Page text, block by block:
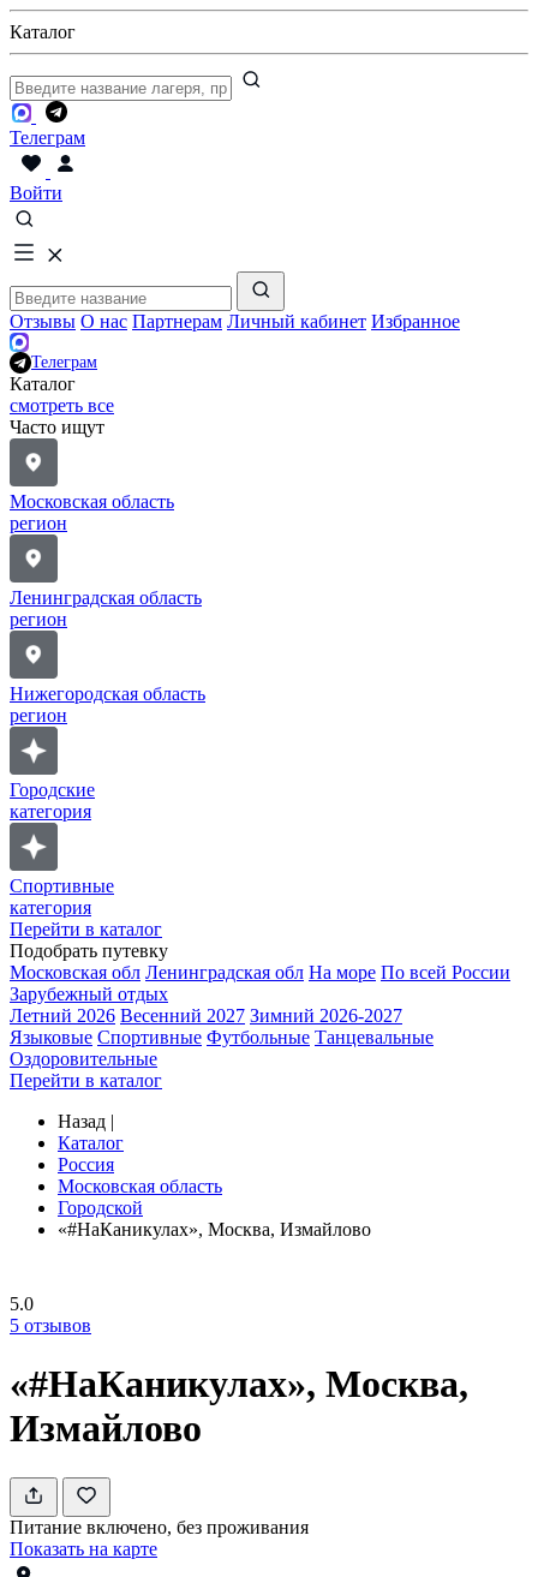
Каталог
Телеграм
Войти
Отзывы О нас Партнерам Личный кабинет Избранное
Телеграм
Каталог
смотреть все
Часто ищут
Московская область
регион
Ленинградская область
регион
Нижегородская область
регион
Городские
категория
Спортивные
категория
Перейти в каталог
Подобрать путевку
Московская обл Ленинградская обл На море По всей России
Зарубежный отдых
Летний 2026 Весенний 2027 Зимний 2026-2027
Языковые Спортивные Футбольные Танцевальные
Оздоровительные
Перейти в каталог
Назад |
Каталог
Россия
Московская область
Городской
«#НаКаникулах», Москва, Измайлово
5.0
5 отзывов
«#НаКаникулах», Москва,
Измайлово
Питание включено, без проживания
Показать на карте